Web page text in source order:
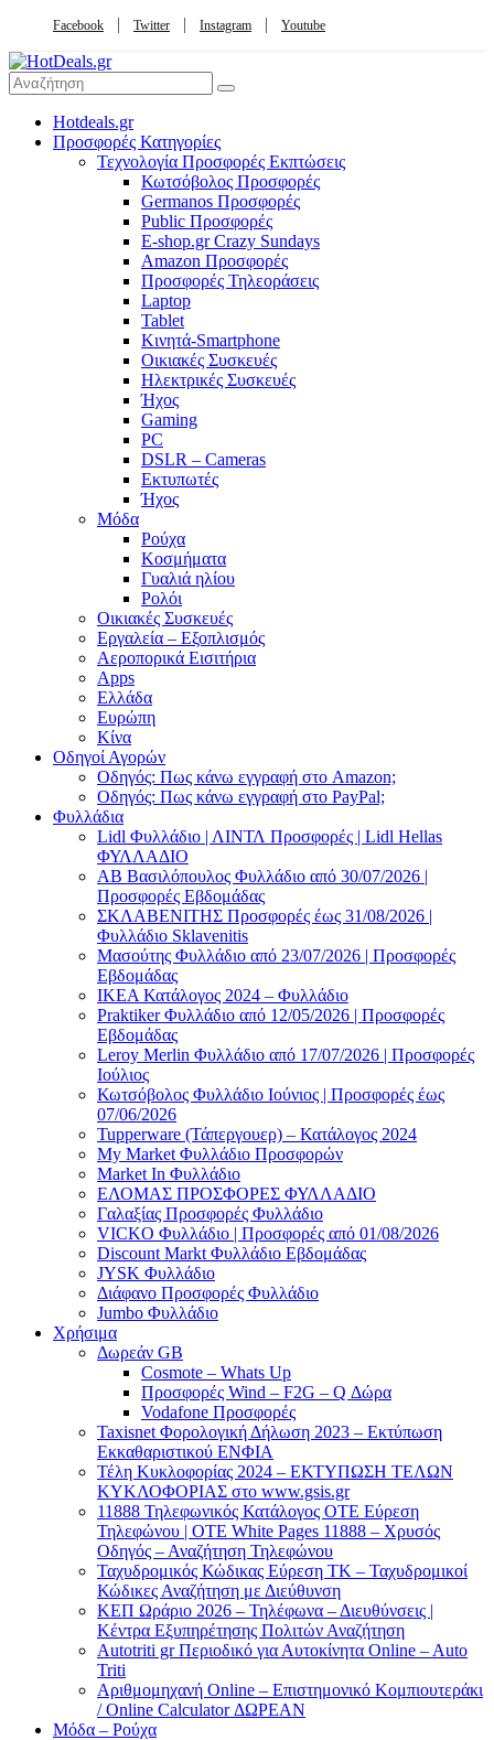
Facebook Twitter Instagram Youtube
Hotdeals.gr
Προσφορές Κατηγορίες
Τεχνολογία Προσφορές Εκπτώσεις
Κωτσόβολος Προσφορές
Germanos Προσφορές
Public Προσφορές
E-shop.gr Crazy Sundays
Amazon Προσφορές
Προσφορές Τηλεοράσεις
Laptop
Tablet
Κινητά-Smartphone
Οικιακές Συσκευές
Hλεκτρικές Συσκευές
Ήχος
Gaming
PC
DSLR – Cameras
Εκτυπωτές
Ήχος
Μόδα
Ρούχα
Κοσμήματα
Γυαλιά ηλίου
Ρολόι
Οικιακές Συσκευές
Εργαλεία – Εξοπλισμός
Αεροπορικά Εισιτήρια
Apps
Ελλάδα
Ευρώπη
Κίνα
Οδηγοί Αγορών
Οδηγός: Πως κάνω εγγραφή στο Amazon;
Οδηγός: Πως κάνω εγγραφή στο PayPal;
Φυλλάδια
Lidl Φυλλάδιο | ΛΙΝΤΛ Προσφορές | Lidl Hellas
ΦΥΛΛΑΔΙΟ
AB Βασιλόπουλος Φυλλάδιο από 30/07/2026 |
Προσφορές Εβδομάδας
ΣΚΛΑΒΕΝΙΤΗΣ Προσφορές έως 31/08/2026 |
Φυλλάδιο Sklavenitis
Μασούτης Φυλλάδιο από 23/07/2026 | Προσφορές
Εβδομάδας
ΙΚΕΑ Κατάλογος 2024 – Φυλλάδιο
Praktiker Φυλλάδιο από 12/05/2026 | Προσφορές
Εβδομάδας
Leroy Merlin Φυλλάδιο από 17/07/2026 | Προσφορές
Ιούλιος
Κωτσόβολος Φυλλάδιο Ιούνιος | Προσφορές έως
07/06/2026
Tupperware (Τάπεργουερ) – Κατάλογος 2024
My Market Φυλλάδιο Προσφορών
Market In Φυλλάδιο
ΕΛΟΜΑΣ ΠΡΟΣΦΟΡΕΣ ΦΥΛΛΑΔΙΟ
Γαλαξίας Προσφορές Φυλλάδιο
VICKO Φυλλάδιο | Προσφορές από 01/08/2026
Discount Markt Φυλλάδιο Εβδομάδας
JYSK Φυλλάδιο
Διάφανο Προσφορές Φυλλάδιο
Jumbo Φυλλάδιο
Χρήσιμα
Δωρεάν GB
Cosmote – Whats Up
Προσφορές Wind – F2G – Q Δώρα
Vodafone Προσφορές
Taxisnet Φορολογική Δήλωση 2023 – Εκτύπωση
Εκκαθαριστικού EΝΦΙΑ
Τέλη Kυκλοφορίας 2024 – ΕΚΤΥΠΩΣΗ ΤΕΛΩΝ
ΚΥΚΛΟΦΟΡΙΑΣ στο www.gsis.gr
11888 Τηλεφωνικός Κατάλογος ΟΤΕ Εύρεση
Τηλεφώνου | OTE White Pages 11888 – Χρυσός
Οδηγός – Αναζήτηση Τηλεφώνου
Ταχυδρομικός Κώδικας Εύρεση ΤΚ – Ταχυδρομικοί
Κώδικες Αναζήτηση με Διεύθυνση
ΚΕΠ Ωράριο 2026 – Τηλέφωνα – Διευθύνσεις |
Κέντρα Εξυπηρέτησης Πολιτών Αναζήτηση
Autotriti gr Περιοδικό για Αυτοκίνητα Online – Auto
Triti
Αριθμομηχανή Online – Επιστημονικό Κομπιουτεράκι
/ Online Calculator ΔΩΡΕΑΝ
Μόδα – Ρούχα